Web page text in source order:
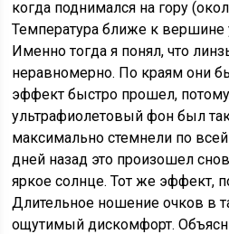
когда поднимался на гору
Температура ближе к
Именно тогда я понял, что
неравномерно. По краям они
эффект быстро прошел,
ультрафиолетовый фон был
максимально стемнели по
дней назад это произошел
яркое солнце. Тот же эффект,
Длительное ношение очков в
ощутимый дискомфорт.